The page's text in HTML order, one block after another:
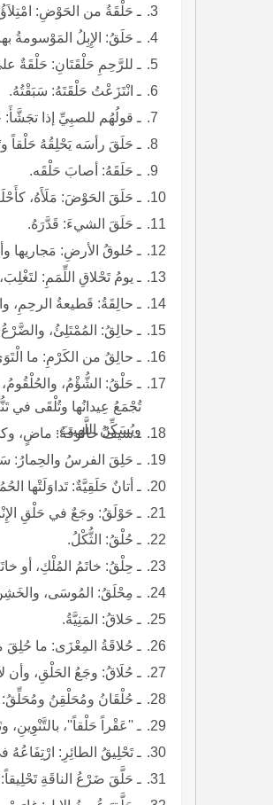
ـ حَلْقَةُ من الحَوْضِ: امْتِلاَؤُهُ أو دونَهُ.
ـ حَلَقُ: الإِبِلُ المَوْسومةُ
ـ للرَّحِمِ حَلْقَتَانِ: حَلْقَةٌ على فَمِ الفَرْجِ عندَ طَرَفِهِ، والحَلْقَةُ الأُخْرَى تَنْضَمُّ على الماءِ، وَتَنْفَتِحُ للحَيْضِ.
ـ انْتَزَعْتُ حَلْقَتَهُ: سَبَقْتُهُ.
ـ قولُهُم للصبِيِّ إذا تجَشَّأَ: حَلْقَةً، أي: حُلِقَ
ـ حَلَقَ رأسَه يَحْلِقُهُ حَلْقاً وتَحْلاقاً: أزالَ شَعَرَه، كحَلَّقَه واحْتَلَقَه. ورأسٌ جَيِّدُ الحِلاقِ، ولِحْيَةٌ حَليقٌ لا حَليقةٌ.
ـ حَلَقَهُ: أصابَ حَلْقَه.
ـ حَلَقَ الحَوْضَ: مَلَأَهُ، كأَحْلَقَه.
ـ حَلَقَ الشيءَ: قَدَّرَهُ.
ـ حُلوقُ الأرضِ: مَجاريها
ـ يومُ تَحْلاقِ اللِّمَمِ: لتَغْلِبَ، لأَنَّ شِعارَهُم كان الحَلْقَ.
ـ حالِقَةُ: قَطيعةُ الرحِمِ، والتي تَحْلِقُ شَعَرَهَا في
ـ حالِقُ: المُمْتَلِئُ،
ـ حالِقُ من الكَرْمِ: ما الْتَوَى منه، وتَعَلَّقَ بالقُضْبَانِ، والجبلُ المُرْتَفِعُ، والمَشْؤُومُ، كالحالِقةِ.
ـ حَلْقُ: الشُّؤْمُ،
تُجْمَعُ عِيدانُها وتُلْقَى في
ويُسَكِّنُ اللَّهيبَ.
ـ سيفٌ حالوقَةٌ: ماضٍ،
ـ حَلِقَ الفرسُ والحِمارُ: سَفَدَ فأصابَهُ فَسادٌ في قَضيبِهِ من تَقَشُّرٍ واحْمِرارٍ.
ـ أتانٌ حَلَقِيَّةٌ: تَداوَلَتْها
ـ حَوْلَقُ: وجَعٌ في حَلْقِ الإِنْسانِ، والداهيةُ، كالحَيْلَقِ، واسمٌ.
ـ حُلْقُ: الثُّكْلُ.
ـ حِلْقُ: خاتَمُ المُلْكِ، أو
ـ مِحْلَقُ: المُوسَى،
ـ حَلاقُ: المَنِيَّةُ.
ـ حُلاقَةُ المِعْزَى: ما حُلِقَ من شَعَرِه.
ـ حُلَاقُ: وجَعُ الحَلْقِ، وأن
ـ حُلْقَانُ ومُحَلْقِنُ ومُحَلِّقُ: البُسْرُ قد بَلَغَ الإِرْطابُ ثُلُثَيْهِ، الواحِدَةُ: حُلْقَانَةُ ومُحَلْقِنَةُ ومُحَلِّقَةُ، وقد حَلَّقَ تَحْلِيقاً.
ـ ''عَقْراً حَلْقاً''،
ـ تَحْلِيقُ الطائِرِ: ارْتِفَاعُهُ في طَيَرانِهِ.
ـ حَلَّقَ ضَرْعُ الناقَةِ تَحْلِيقاً: ارْتَفَعَ لَبَنُها.